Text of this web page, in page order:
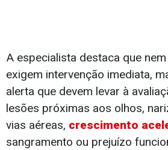
A especialista destaca que
exigem intervenção imediata,
alerta que devem levar à
lesões próximas aos olhos,
vias aéreas, crescimento
sangramento ou prejuízo